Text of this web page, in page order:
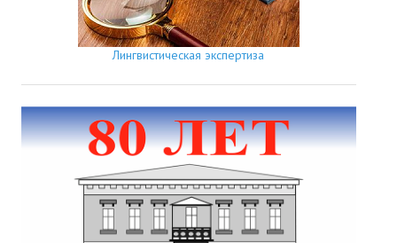
Лингвистическая экспертиза